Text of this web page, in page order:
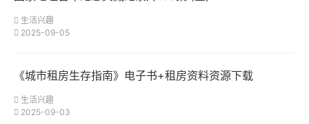
生活兴趣
2025-09-05
《城市租房生存指南》电子书+租房资料资源下载
生活兴趣
2025-09-03